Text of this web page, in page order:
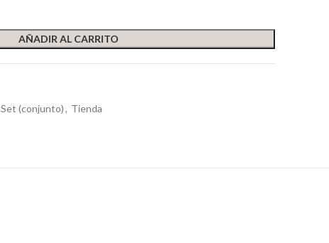
AÑADIR AL CARRITO
Set (conjunto), Tienda